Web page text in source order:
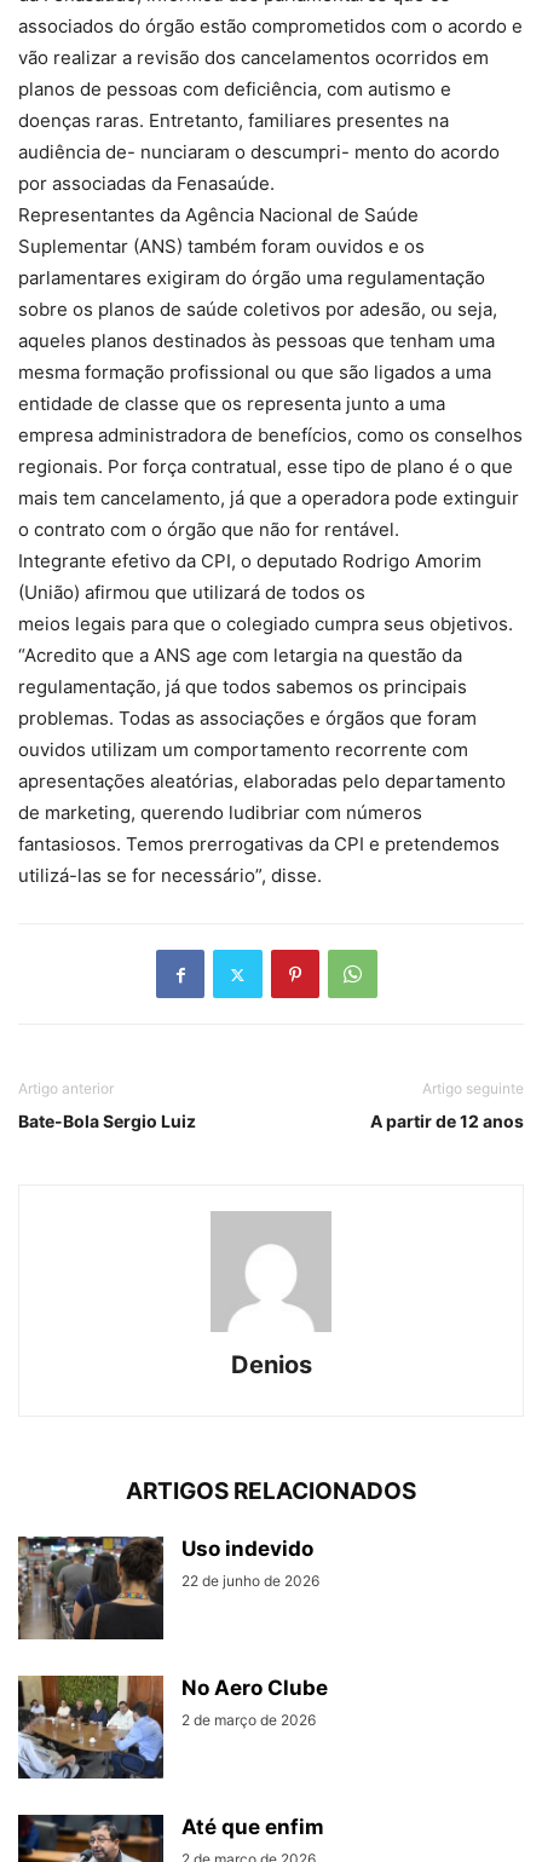
associados do órgão estão comprometidos com o acordo e
vão realizar a revisão dos cancelamentos ocorridos em
planos de pessoas com deficiência, com autismo e
doenças raras. Entretanto, familiares presentes na
audiência de- nunciaram o descumpri- mento do acordo
por associadas da Fenasaúde.
Representantes da Agência Nacional de Saúde
Suplementar (ANS) também foram ouvidos e os
parlamentares exigiram do órgão uma regulamentação
sobre os planos de saúde coletivos por adesão, ou seja,
aqueles planos destinados às pessoas que tenham uma
mesma formação profissional ou que são ligados a uma
entidade de classe que os representa junto a uma
empresa administradora de benefícios, como os conselhos
regionais. Por força contratual, esse tipo de plano é o que
mais tem cancelamento, já que a operadora pode extinguir
o contrato com o órgão que não for rentável.
Integrante efetivo da CPI, o deputado Rodrigo Amorim
(União) afirmou que utilizará de todos os
meios legais para que o colegiado cumpra seus objetivos.
“Acredito que a ANS age com letargia na questão da
regulamentação, já que todos sabemos os principais
problemas. Todas as associações e órgãos que foram
ouvidos utilizam um comportamento recorrente com
apresentações aleatórias, elaboradas pelo departamento
de marketing, querendo ludibriar com números
fantasiosos. Temos prerrogativas da CPI e pretendemos
utilizá-las se for necessário”, disse.
Artigo anterior
Bate-Bola Sergio Luiz
Artigo seguinte
A partir de 12 anos
Denios
ARTIGOS RELACIONADOS
Uso indevido
22 de junho de 2026
No Aero Clube
2 de março de 2026
Até que enfim